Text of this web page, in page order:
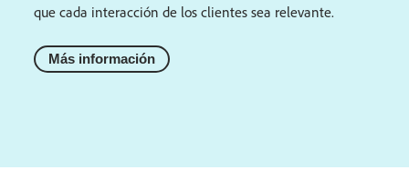
que cada interacción de los clientes sea relevante.
Más información